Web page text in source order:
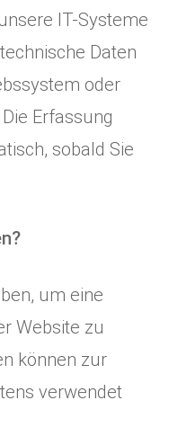
IT-Systeme
Daten
oder
Erfassung
sobald Sie
um eine
Website zu
können zur
verwendet